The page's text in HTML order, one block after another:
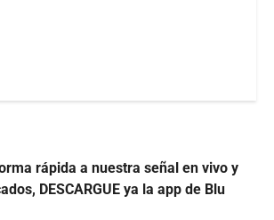
rápida a nuestra señal en vivo y
DESCARGUE ya la app de Blu